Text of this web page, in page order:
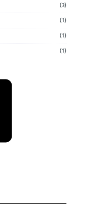
(3)
(1)
(1)
(1)